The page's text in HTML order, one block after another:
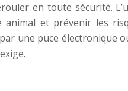
en toute sécurité.
et prévenir les
une puce électronique